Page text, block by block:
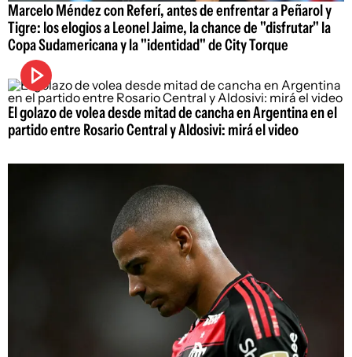
Marcelo Méndez con Referí, antes de enfrentar a Peñarol y
Tigre: los elogios a Leonel Jaime, la chance de "disfrutar" la
Copa Sudamericana y la "identidad" de City Torque
El golazo de volea desde mitad de cancha en Argentina en el
partido entre Rosario Central y Aldosivi: mirá el video